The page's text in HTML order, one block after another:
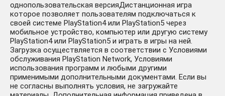
однопользовательская версияДистанционная игра
которое позволяет пользователям подключаться к
своей системе PlayStation4 или PlayStation5 через
мобильное устройство, компьютер или другую систему
PlayStation4 или PlayStation5 и играть в игры на ней.
Загрузка осуществляется в соответствии с Условиями
обслуживания PlayStation Network, Условиями
использования программ и любыми другими
применимыми дополнительными документами. Если вы
не согласны выполнять условия, не загружайте